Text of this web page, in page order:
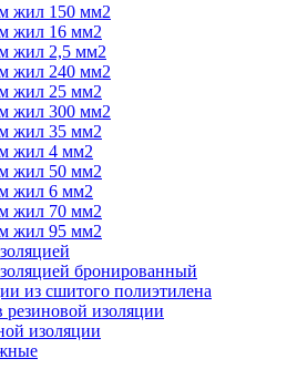
жил 150 мм2
жил 16 мм2
жил 2,5 мм2
жил 240 мм2
жил 25 мм2
жил 300 мм2
жил 35 мм2
жил 4 мм2
жил 50 мм2
жил 6 мм2
жил 70 мм2
жил 95 мм2
бронированный
из сшитого полиэтилена
изоляции
изоляции